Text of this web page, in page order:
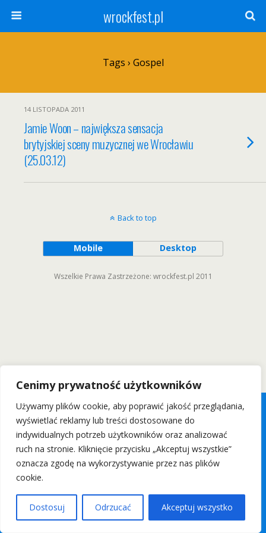
Cenimy prywatność użytkowników
Używamy plików cookie, aby poprawić jakość przeglądania,
wyświetlać reklamy lub treści dostosowane do
indywidualnych potrzeb użytkowników oraz analizować
ruch na stronie. Kliknięcie przycisku „Akceptuj wszystkie”
oznacza zgodę na wykorzystywanie przez nas plików
cookie.
Dostosuj Odrzucać Akceptuj wszystko
wrockfest.pl
Tags › Gospel
14 LISTOPADA 2011
Jamie Woon – największa sensacja
brytyjskiej sceny muzycznej we Wrocławiu
(25.03.12)
Back to top
Mobile Desktop
Wszelkie Prawa Zastrzeżone: wrockfest.pl 2011